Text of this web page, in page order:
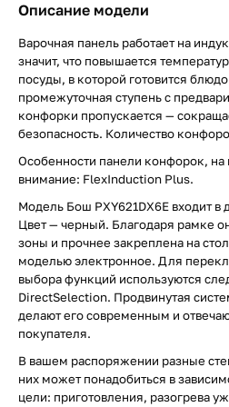
Описание модели
Варочная панель работает на
значит, что повышается
посуды, в которой готовится
промежуточная ступень с
конфорки пропускается —
безопасность. Количество
Особенности панели конфорок, на
внимание: FlexInduction Plus.
Модель Бош PXY621DX6E входит в
Цвет — черный. Благодаря рамке
зоны и прочнее закреплена на
моделью электронное. Для
выбора функций используются
DirectSelection. Продвинутая
делают его современным и
покупателя.
В вашем распоряжении разные
них может понадобиться в
цели: приготовления, разогрева